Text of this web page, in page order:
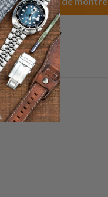
1 review